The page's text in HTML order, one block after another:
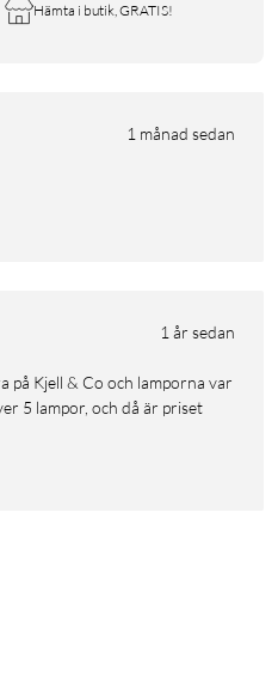
Hämta i butik, GRATIS!
1 månad sedan
1 år sedan
5 lampor, och då är priset